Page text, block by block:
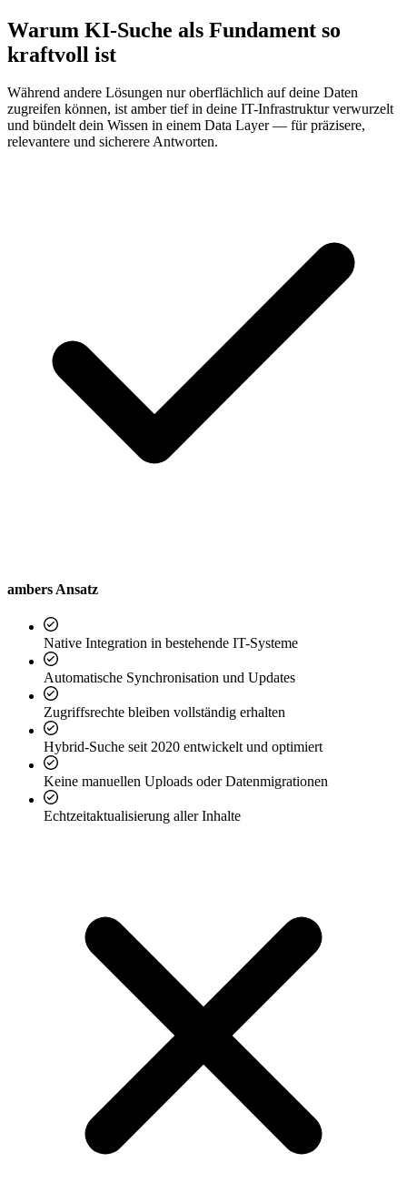
Warum KI-Suche als Fundament so
kraftvoll ist
Während andere Lösungen nur oberflächlich auf deine Daten
zugreifen können, ist amber tief in deine IT-Infrastruktur verwurzelt
und bündelt dein Wissen in einem Data Layer — für präzisere,
relevantere und sicherere Antworten.
ambers Ansatz
Native Integration in bestehende IT-Systeme
Automatische Synchronisation und Updates
Zugriffsrechte bleiben vollständig erhalten
Hybrid-Suche seit 2020 entwickelt und optimiert
Keine manuellen Uploads oder Datenmigrationen
Echtzeitaktualisierung aller Inhalte